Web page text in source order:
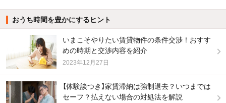
おうち時間を豊かにするヒント
いまこそやりたい賃貸物件の条件交渉！おすす
めの時期と交渉内容を紹介
2023年12月27日
【体験談つき】家賃滞納は強制退去？いつまでは
セーフ？払えない場合の対処法を解説